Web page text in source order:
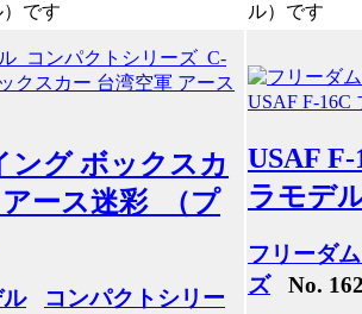
です
ル）です
ング ボックスカ
ース迷彩 （プ
コンパクトシリー
USAF
ラモデ
フリーダ
ズNo.